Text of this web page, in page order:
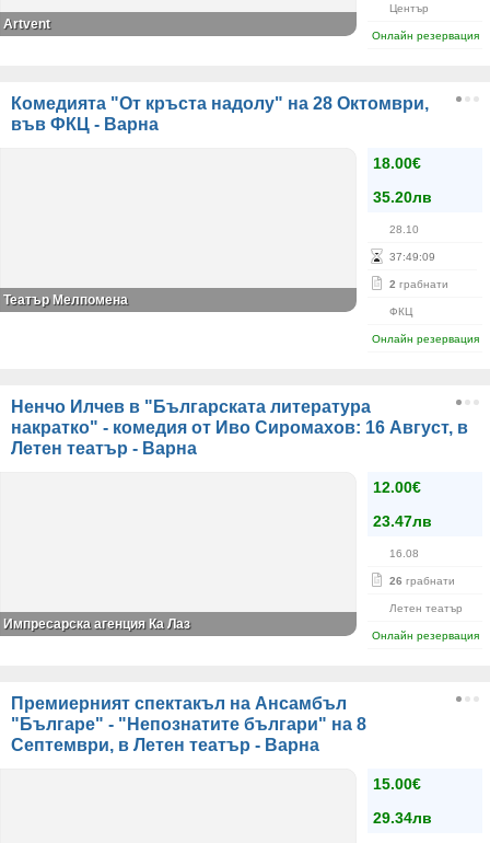
Център
Онлайн резервация
Аrtvent
Комедията "От кръста надолу" на 28 Октомври,
във ФКЦ - Варна
18.00€
35.20лв
28.10
37:49:08
2 грабнати
ФКЦ
Онлайн резервация
Театър Мелпомена
Ненчо Илчев в "Българската литература
накратко" - комедия от Иво Сиромахов: 16 Август, в
Летен театър - Варна
12.00€
23.47лв
16.08
26 грабнати
Летен театър
Онлайн резервация
Импресарска агенция Ка Лаз
Премиерният спектакъл на Ансамбъл
"Българе" - "Непознатите българи" на 8
Септември, в Летен театър - Варна
15.00€
29.34лв